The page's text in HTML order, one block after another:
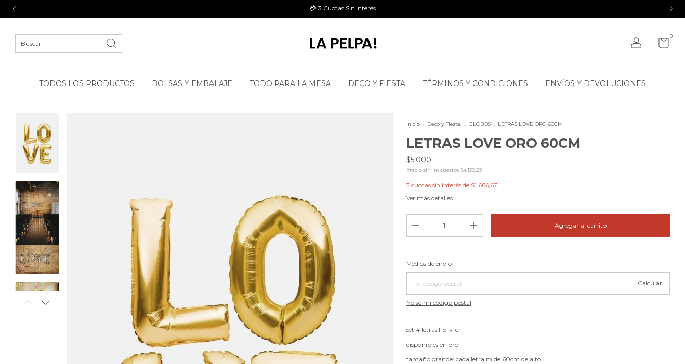
💳 3 Cuotas Sin Interés
0
TODOS LOS PRODUCTOS BOLSAS Y EMBALAJE TODO PARA LA MESA DECO Y FIESTA TÉRMINOS Y CONDICIONES ENVÍOS Y DEVOLUCIONES
Inicio . Deco y Fiesta! . GLOBOS . LETRAS LOVE ORO 60CM
LETRAS LOVE ORO 60CM
$5.000
Precio sin impuestos $4.132,23
3 cuotas sin interés de $1.666,67
Ver más detalles
Entregas para el CP:
Medios de envío
Calcular
No sé mi código postal
set 4 letras l-o-v-e
disponibles en oro
tamaño grande: cada letra mide 60cm de alto